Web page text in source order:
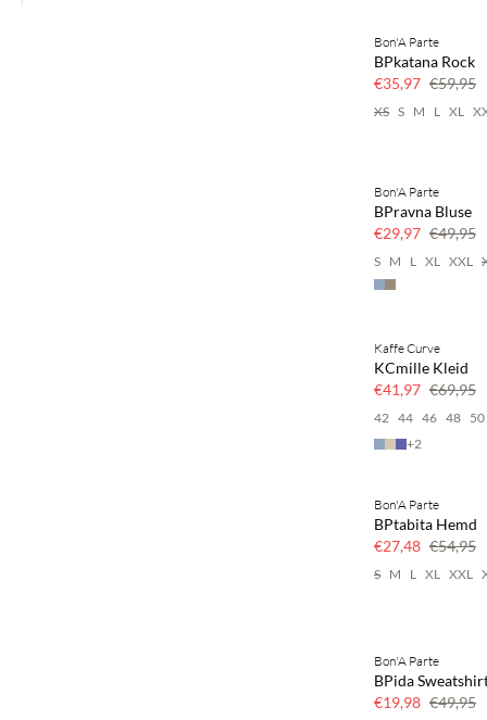
40 % Rabatt
Bon'A Parte
BPkatana Rock
€35,97 €59,95
XS S M L XL
40 % Rabatt
Bon'A Parte
BPravna Bluse
€29,97 €49,95
S M L XL XXL
40 % Rabatt
Kaffe Curve
KCmille Kleid
€41,97 €69,95
42 44 46 48 50
+2
50 % Rabatt
Bon'A Parte
BPtabita Hemd
€27,48 €54,95
S M L XL XXL
SAVE20
Bon'A Parte
BPida
€19,98 €49,95